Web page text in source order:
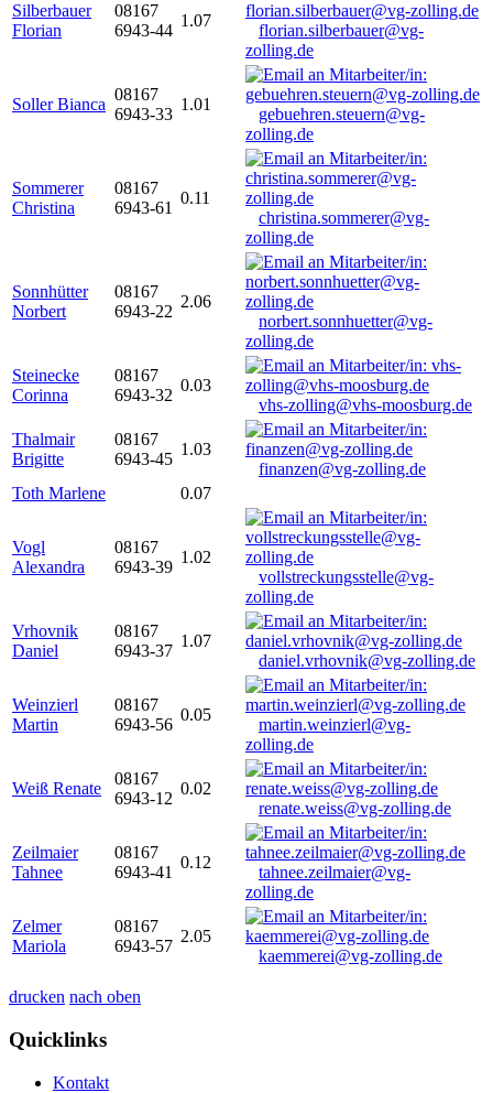
Silberbauer
Florian
08167
6943-44
1.07
florian.silberbauer@vg-
zolling.de
Soller Bianca
08167
6943-33
1.01
gebuehren.steuern@vg-
zolling.de
Sommerer
Christina
08167
6943-61
0.11
christina.sommerer@vg-
zolling.de
Sonnhütter
Norbert
08167
6943-22
2.06
norbert.sonnhuetter@vg-
zolling.de
Steinecke
Corinna
08167
6943-32
0.03
vhs-zolling@vhs-moosburg.de
Thalmair
Brigitte
08167
6943-45
1.03
finanzen@vg-zolling.de
Toth Marlene
0.07
Vogl
Alexandra
08167
6943-39
1.02
vollstreckungsstelle@vg-
zolling.de
Vrhovnik
Daniel
08167
6943-37
1.07
daniel.vrhovnik@vg-zolling.de
Weinzierl
Martin
08167
6943-56
0.05
martin.weinzierl@vg-
zolling.de
Weiß Renate
08167
6943-12
0.02
renate.weiss@vg-zolling.de
Zeilmaier
Tahnee
08167
6943-41
0.12
tahnee.zeilmaier@vg-
zolling.de
Zelmer
Mariola
08167
6943-57
2.05
kaemmerei@vg-zolling.de
drucken nach oben
Quicklinks
Kontakt